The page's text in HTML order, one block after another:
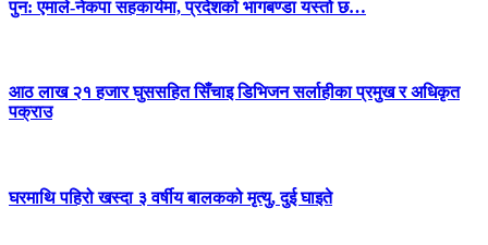
पुन: एमाले-नेकपा सहकार्यमा, प्रदेशको भागबण्डा यस्तो छ…
आठ लाख २१ हजार घुससहित सिँचाइ डिभिजन सर्लाहीका प्रमुख र अधिकृत
पक्राउ
घरमाथि पहिरो खस्दा ३ वर्षीय बालकको मृत्यु, दुई घाइते